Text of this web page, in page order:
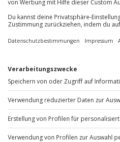
+49 89 / 60 60 89 700
Mo-Fr: 9-17 Uhr
www.b2b.jochen-
Artikelnummer